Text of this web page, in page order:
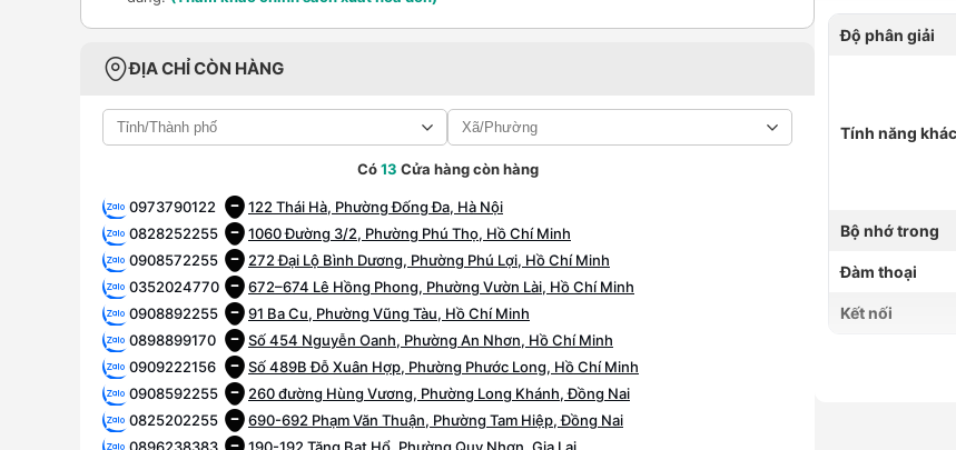
ĐỊA CHỈ CÒN HÀNG
Có13 Cửa hàng còn hàng
0973790122
122 Thái Hà, Phường Đống Đa, Hà Nội
0828252255
1060 Đường 3/2, Phường Phú Thọ, Hồ Chí Minh
0908572255
272 Đại Lộ Bình Dương, Phường Phú Lợi, Hồ Chí Minh
0352024770
672–674 Lê Hồng Phong, Phường Vườn Lài, Hồ Chí Minh
0908892255
91 Ba Cu, Phường Vũng Tàu, Hồ Chí Minh
0898899170
Số 454 Nguyễn Oanh, Phường An Nhơn, Hồ Chí Minh
0909222156
Số 489B Đỗ Xuân Hợp, Phường Phước Long, Hồ Chí Minh
0908592255
260 đường Hùng Vương, Phường Long Khánh, Đồng Nai
0825202255
690-692 Phạm Văn Thuận, Phường Tam Hiệp, Đồng Nai
Độ phân giải
Tính năng khác
Bộ nhớ trong
Đàm thoại
Kết nối